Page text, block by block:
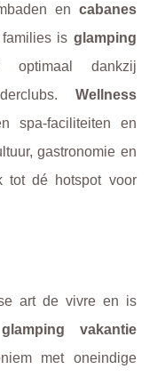
en cabanes
is glamping
dankzij
Wellness
spa-faciliteiten en
gastronomie en
tot dé hotspot voor
art de vivre en is
glamping vakantie
met oneindige